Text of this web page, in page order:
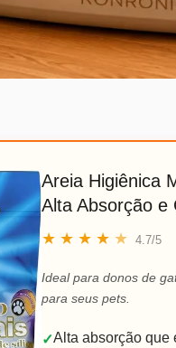
Areia Higiênica
Alta Absorção e
★ ★ ★ ★ ★ 4.7/5
Ideal para donos de
para seus pets.
✓Alta absorção que